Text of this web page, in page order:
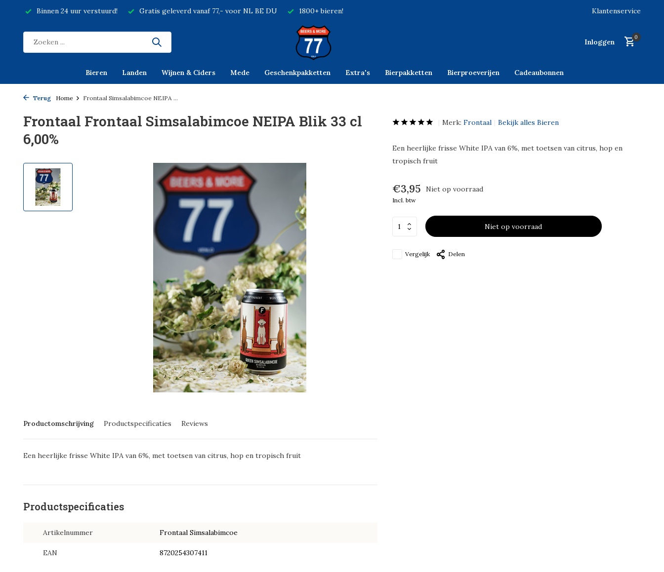
Binnen 24 uur verstuurd! Gratis geleverd vanaf 77,- voor NL BE DU 1800+ bieren! Klantenservice
Inloggen
0
Bieren Landen Wijnen & Ciders Mede Geschenkpakketten Extra's Bierpakketten Bierproeverijen Cadeaubonnen
Terug Home Frontaal Simsalabimcoe NEIPA ...
Frontaal Frontaal Simsalabimcoe NEIPA Blik 33 cl
6,00%
Productomschrijving Productspecificaties Reviews
Een heerlijke frisse White IPA van 6%, met toetsen van citrus, hop en tropisch fruit
Productspecificaties
Artikelnummer Frontaal Simsalabimcoe
EAN 8720254307411
Merk: Frontaal Bekijk alles Bieren
Een heerlijke frisse White IPA van 6%, met toetsen van citrus, hop en
tropisch fruit
€3,95 Niet op voorraad
Incl. btw
Niet op voorraad
Vergelijk Delen